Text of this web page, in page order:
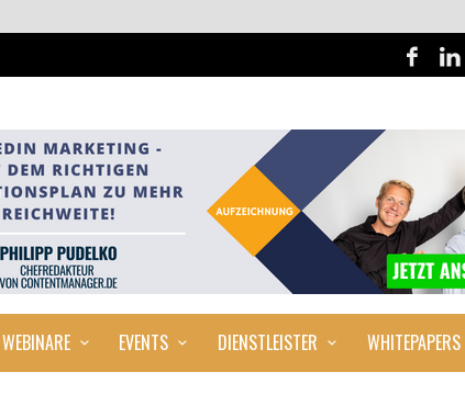
WEBINARE EVENTS DIENSTLEISTER WHITEPAPERS